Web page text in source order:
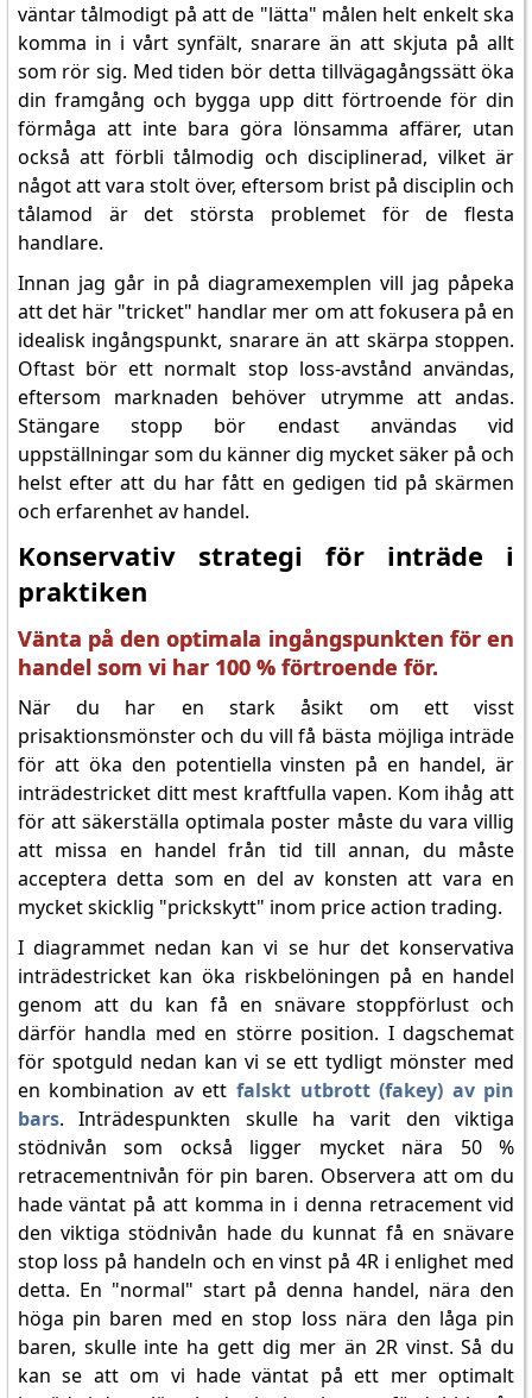
väntar tålmodigt på att de "lätta" målen helt enkelt ska
komma in i vårt synfält, snarare än att skjuta på allt
som rör sig. Med tiden bör detta tillvägagångssätt öka
din framgång och bygga upp ditt förtroende för din
förmåga att inte bara göra lönsamma affärer, utan
också att förbli tålmodig och disciplinerad, vilket är
något att vara stolt över, eftersom brist på disciplin och
tålamod är det största problemet för de flesta
handlare.
Innan jag går in på diagramexemplen vill jag påpeka
att det här "tricket" handlar mer om att fokusera på en
idealisk ingångspunkt, snarare än att skärpa stoppen.
Oftast bör ett normalt stop loss-avstånd användas,
eftersom marknaden behöver utrymme att andas.
Stängare stopp bör endast användas vid
uppställningar som du känner dig mycket säker på och
helst efter att du har fått en gedigen tid på skärmen
och erfarenhet av handel.
Konservativ strategi för inträde i
praktiken
Vänta på den optimala ingångspunkten för en
handel som vi har 100 % förtroende för.
När du har en stark åsikt om ett visst
prisaktionsmönster och du vill få bästa möjliga inträde
för att öka den potentiella vinsten på en handel, är
inträdestricket ditt mest kraftfulla vapen. Kom ihåg att
för att säkerställa optimala poster måste du vara villig
att missa en handel från tid till annan, du måste
acceptera detta som en del av konsten att vara en
mycket skicklig "prickskytt" inom price action trading.
I diagrammet nedan kan vi se hur det konservativa
inträdestricket kan öka riskbelöningen på en handel
genom att du kan få en snävare stoppförlust och
därför handla med en större position. I dagschemat
för spotguld nedan kan vi se ett tydligt mönster med
en kombination av ett falskt utbrott (fakey) av pin
bars. Inträdespunkten skulle ha varit den viktiga
stödnivån som också ligger mycket nära 50 %
retracementnivån för pin baren. Observera att om du
hade väntat på att komma in i denna retracement vid
den viktiga stödnivån hade du kunnat få en snävare
stop loss på handeln och en vinst på 4R i enlighet med
detta. En "normal" start på denna handel, nära den
höga pin baren med en stop loss nära den låga pin
baren, skulle inte ha gett dig mer än 2R vinst. Så du
kan se att om vi hade väntat på ett mer optimalt